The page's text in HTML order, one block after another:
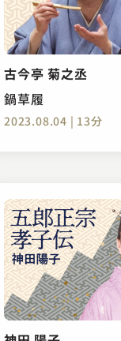
古今亭 菊之丞
鍋草履
2023.08.04 | 13分